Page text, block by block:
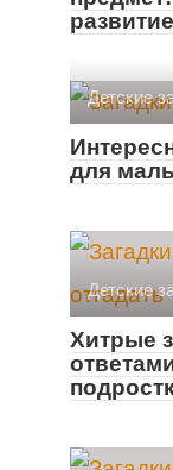
Детские
для
Детские
Хитрые